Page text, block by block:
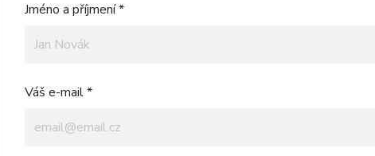
Jméno a příjmení *
Váš e-mail *